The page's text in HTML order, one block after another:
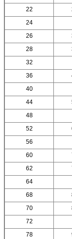
22
24
26
28
32
36
40
44
48
52
56
60
62
64
68
70
72
78